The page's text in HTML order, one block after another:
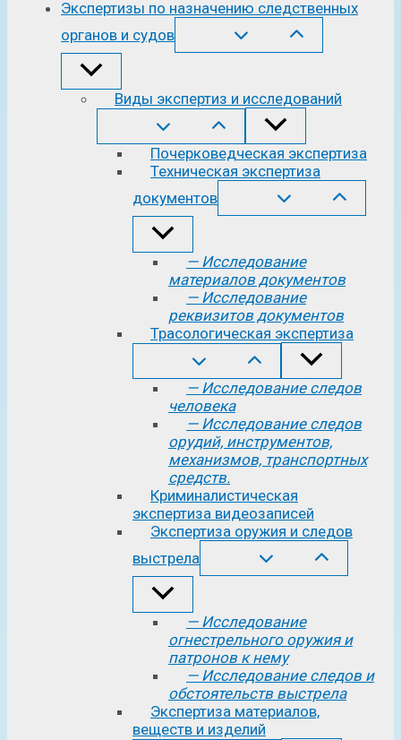
Экспертизы по назначению следственных
органов и судов
Виды экспертиз и исследований
Почерковедческая экспертиза
Техническая экспертиза
документов
— Исследование
материалов документов
— Исследование
реквизитов документов
Трасологическая экспертиза
— Исследование следов
человека
— Исследование следов
орудий, инструментов,
механизмов, транспортных
средств.
Криминалистическая
экспертиза видеозаписей
Экспертиза оружия и следов
выстрела
— Исследование
огнестрельного оружия и
патронов к нему
— Исследование следов и
обстоятельств выстрела
Экспертиза материалов,
веществ и изделий